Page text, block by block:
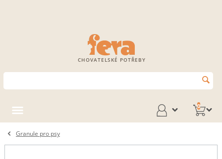
CHOVATELSKÉ POTŘEBY
0
Granule pro psy